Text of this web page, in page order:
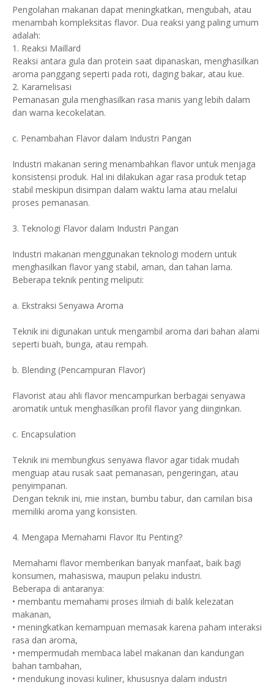
Pengolahan makanan dapat meningkatkan, mengubah, atau
menambah kompleksitas flavor. Dua reaksi yang paling umum
adalah:
1. Reaksi Maillard
Reaksi antara gula dan protein saat dipanaskan, menghasilkan
aroma panggang seperti pada roti, daging bakar, atau kue.
2. Karamelisasi
Pemanasan gula menghasilkan rasa manis yang lebih dalam
dan warna kecokelatan.
c. Penambahan Flavor dalam Industri Pangan
Industri makanan sering menambahkan flavor untuk menjaga
konsistensi produk. Hal ini dilakukan agar rasa produk tetap
stabil meskipun disimpan dalam waktu lama atau melalui
proses pemanasan.
3. Teknologi Flavor dalam Industri Pangan
Industri makanan menggunakan teknologi modern untuk
menghasilkan flavor yang stabil, aman, dan tahan lama.
Beberapa teknik penting meliputi:
a. Ekstraksi Senyawa Aroma
Teknik ini digunakan untuk mengambil aroma dari bahan alami
seperti buah, bunga, atau rempah.
b. Blending (Pencampuran Flavor)
Flavorist atau ahli flavor mencampurkan berbagai senyawa
aromatik untuk menghasilkan profil flavor yang diinginkan.
c. Encapsulation
Teknik ini membungkus senyawa flavor agar tidak mudah
menguap atau rusak saat pemanasan, pengeringan, atau
penyimpanan.
Dengan teknik ini, mie instan, bumbu tabur, dan camilan bisa
memiliki aroma yang konsisten.
4. Mengapa Memahami Flavor Itu Penting?
Memahami flavor memberikan banyak manfaat, baik bagi
konsumen, mahasiswa, maupun pelaku industri.
Beberapa di antaranya:
• membantu memahami proses ilmiah di balik kelezatan
makanan,
• meningkatkan kemampuan memasak karena paham interaksi
rasa dan aroma,
• mempermudah membaca label makanan dan kandungan
bahan tambahan,
• mendukung inovasi kuliner, khususnya dalam industri